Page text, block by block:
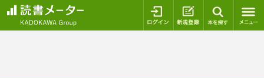
ログイン 新規登録